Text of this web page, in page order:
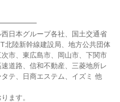
日本グループ各社、国土交通省
北陸新幹線建設局、地方公共団体
次市、東広島市、岡山市、下関市
道路、信和不動産、三菱地所レ
テ、日商エステム、イズミ 他
ます。